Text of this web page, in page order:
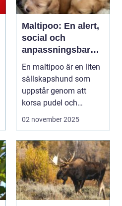
Maltipoo: En alert,
social och
anpassningsbar
familjehund
En maltipoo är en liten
sällskapshund som
uppstår genom att
korsa pudel och
malteser...
02 november 2025